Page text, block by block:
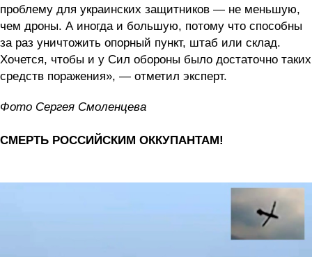
проблему для украинских защитников — не меньшую,
чем дроны. А иногда и большую, потому что способны
за раз уничтожить опорный пункт, штаб или склад.
Хочется, чтобы и у Сил обороны было достаточно таких
средств поражения», — отметил эксперт.
Фото Сергея Смоленцева
СМЕРТЬ РОССИЙСКИМ ОККУПАНТАМ!